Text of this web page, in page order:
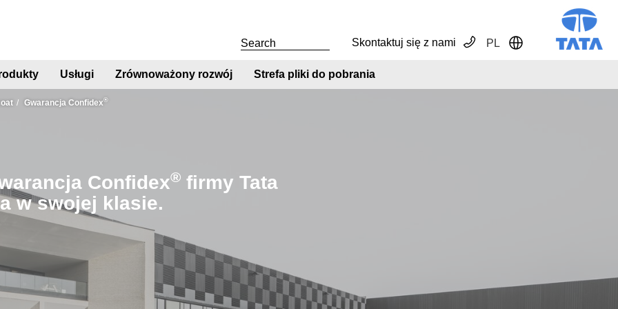
PL Toggle Dropdown
Skontaktuj się z nami
Usługi Zrównoważony rozwój Strefa pliki do pobrania
Gwarancja Confidex®
Confidex® firmy Tata
w swojej klasie.